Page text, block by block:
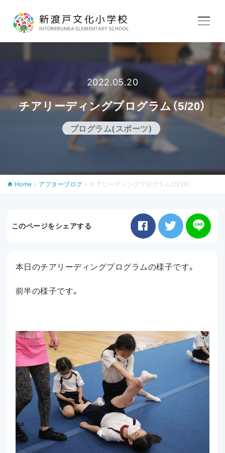
学校紹介
学校生活
アクセス
2022.05.20
チアリーディングプログラム（5/20）
プログラム(スポーツ)
Home » アフターブログ » チアリーディングプログラム（5/20）
このページをシェアする
本日のチアリーディングプログラムの様子です。
前半の様子です。